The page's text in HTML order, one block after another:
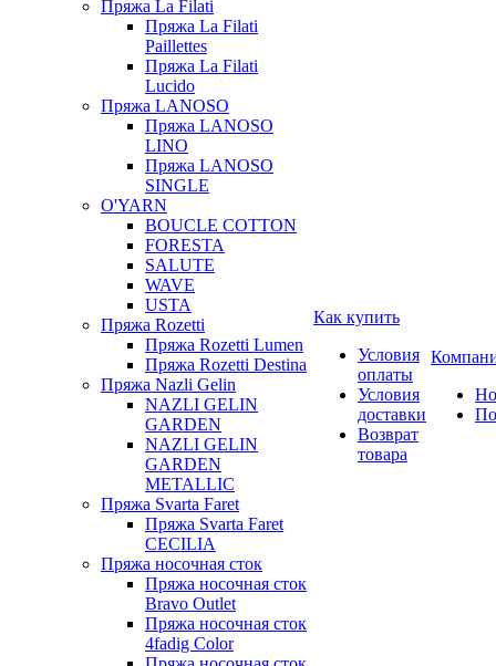
Пряжа La Filati
Пряжа La Filati
Paillettes
Пряжа La Filati
Lucido
Пряжа LANOSO
Пряжа LANOSO
LINO
Пряжа LANOSO
SINGLE
O'YARN
BOUCLE COTTON
FORESTA
SALUTE
WAVE
USTA
Пряжа Rozetti
Пряжа Rozetti Lumen
Пряжа Rozetti Destina
Пряжа Nazli Gelin
NAZLI GELIN
GARDEN
NAZLI GELIN
GARDEN
METALLIC
Пряжа Svarta Faret
Пряжа Svarta Faret
CECILIA
Пряжа носочная сток
Пряжа носочная сток
Bravo Outlet
Пряжа носочная сток
4fadig Color
Как купить
Условия
оплаты
Условия
доставки
Возврат
товара